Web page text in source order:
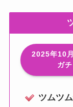
2025年10
ガ
ツムツ